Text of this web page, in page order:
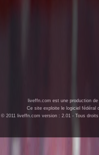
liveffn.com est une production
Ce site exploite le logiciel fédéral
© 2011 liveffn.com version : 2.01 - Tous